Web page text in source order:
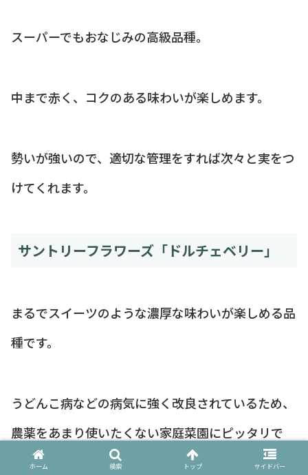
スーパーでもおなじみの高級品種。
中まで赤く、コクのある味わいが楽しめます。
勢いが強いので、適切な管理をすれば次々と実をつ
けてくれます。
サントリーフラワーズ「ドルチェベリー」
まるでスイーツのような濃厚な味わいが楽しめる品
種です。
うどんこ病などの病気に強く改良されているため、
農薬をあまり使いたくない家庭菜園にピッタリで
す。ホーム 検索 トップ サイドバー